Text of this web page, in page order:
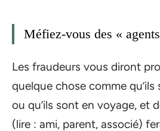
Méfiez-vous des «
Les fraudeurs vous diront
quelque chose comme
ou qu’ils sont en voyage, et
(lire : ami, parent, associé)